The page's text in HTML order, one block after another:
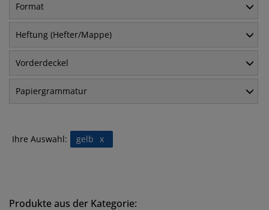
Format
Heftung (Hefter/Mappe)
Vorderdeckel
Papiergrammatur
Ihre Auswahl: x
gelb
Produkte aus der Kategorie: